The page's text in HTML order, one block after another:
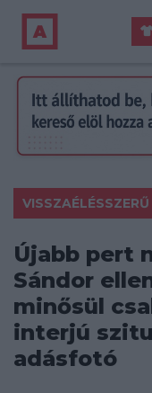
Újabb pert
Sándor
minősül
interjú
adásfotó